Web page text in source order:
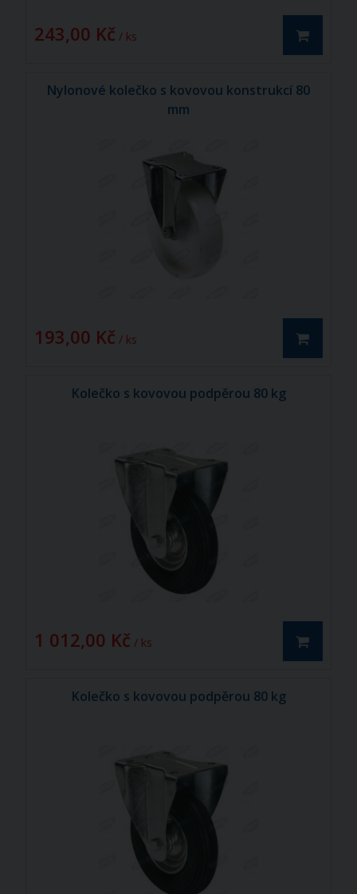
243,00 Kč / ks
Nylonové kolečko s kovovou konstrukcí 80
mm
193,00 Kč / ks
Kolečko s kovovou podpěrou 80 kg
1 012,00 Kč / ks
Kolečko s kovovou podpěrou 80 kg